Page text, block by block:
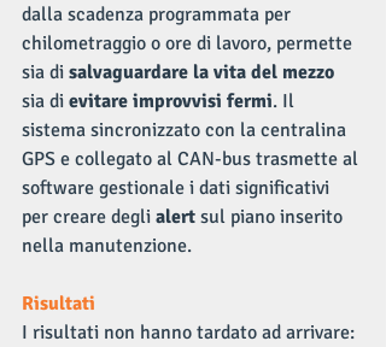
dalla scadenza programmata per
chilometraggio o ore di lavoro, permette
sia di salvaguardare la vita del mezzo
sia di evitare improvvisi fermi. Il
sistema sincronizzato con la centralina
GPS e collegato al CAN-bus trasmette al
software gestionale i dati significativi
per creare degli alert sul piano inserito
nella manutenzione.
Risultati
I risultati non hanno tardato ad arrivare: